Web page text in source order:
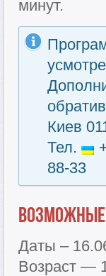
минут.
Киев
Тел.
88-33
Даты –
Возраст —